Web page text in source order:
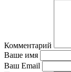
Комментарий
Ваше имя
Ваш Email